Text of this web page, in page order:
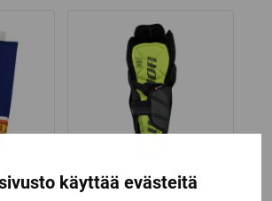
käyttää evästeitä
69,90 €.